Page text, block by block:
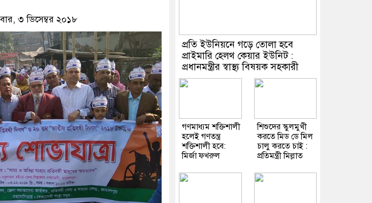
৩ ডিসেম্বর ২০১৮
প্রতি ইউনিয়নে গড়ে তোলা হবে
প্রাইমারি হেলথ কেয়ার ইউনিট :
প্রধানমন্ত্রীর স্বাস্থ্য বিষয়ক সহকারী
গণমাধ্যম শক্তিশালী
হলেই গণতন্ত্র
শক্তিশালী হবে:
মির্জা ফখরুল
শিশুদের স্কুলমুখী
করতে মিড ডে মিল
চালু করতে চাই :
প্রতিমন্ত্রী মিল্লাত